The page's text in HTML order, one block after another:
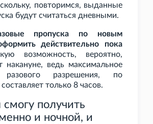
повторимся, выданные
будут считаться дневными.
пропуска по новым
действительно пока
возможность, вероятно,
накануне, ведь максимальное
разового разрешения, по
только 8 часов.
смогу получить
и ночной, и